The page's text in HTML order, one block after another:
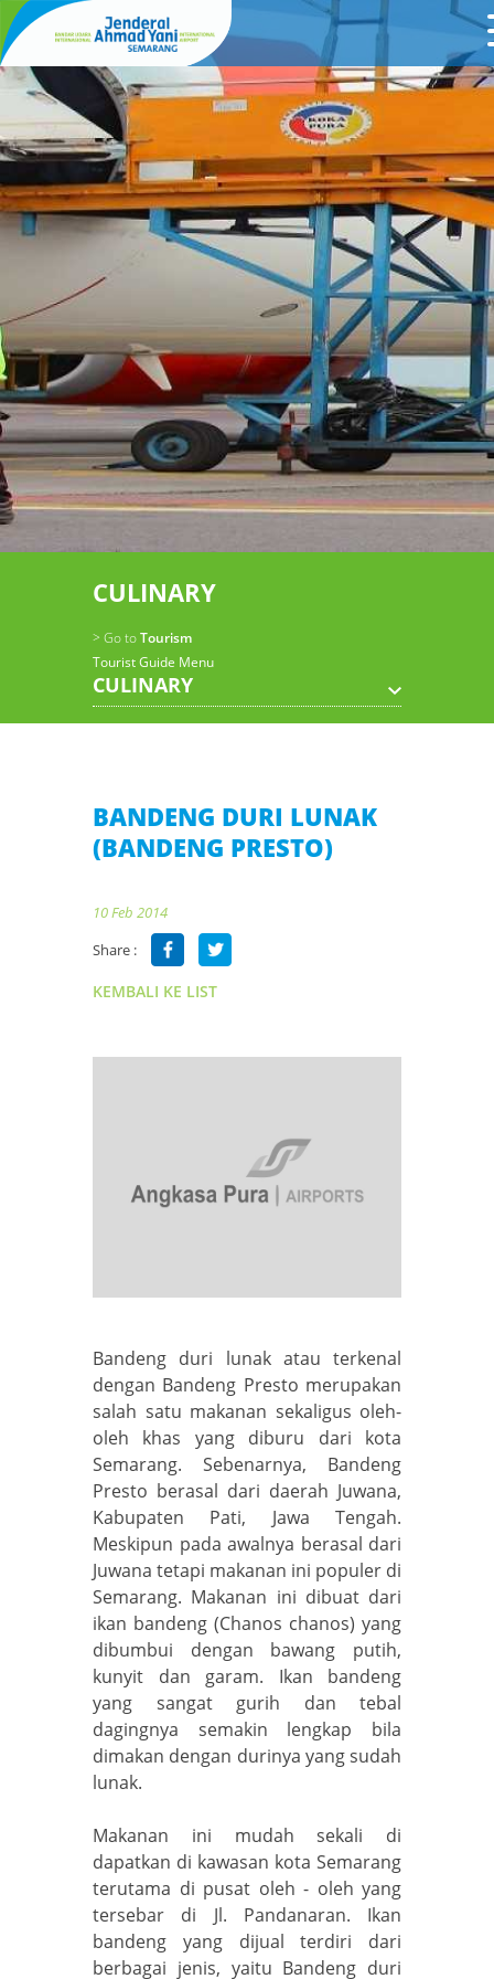
CULINARY
> Go toTourism
Tourist Guide Menu
CULINARY
BANDENG DURI LUNAK
(BANDENG PRESTO)
10 Feb 2014
Share :
KEMBALI KE LIST
Bandeng duri lunak atau terkenal
dengan Bandeng Presto merupakan
salah satu makanan sekaligus oleh-
oleh khas yang diburu dari kota
Semarang. Sebenarnya, Bandeng
Presto berasal dari daerah Juwana,
Kabupaten Pati, Jawa Tengah.
Meskipun pada awalnya berasal dari
Juwana tetapi makanan ini populer di
Semarang. Makanan ini dibuat dari
ikan bandeng (Chanos chanos) yang
dibumbui dengan bawang putih,
kunyit dan garam. Ikan bandeng
yang sangat gurih dan tebal
dagingnya semakin lengkap bila
dimakan dengan durinya yang sudah
lunak.
Makanan ini mudah sekali di
dapatkan di kawasan kota Semarang
terutama di pusat oleh - oleh yang
tersebar di Jl. Pandanaran. Ikan
bandeng yang dijual terdiri dari
berbagai jenis, yaitu Bandeng duri